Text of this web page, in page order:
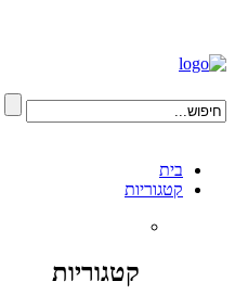
בית
קטגוריות
קטגוריות